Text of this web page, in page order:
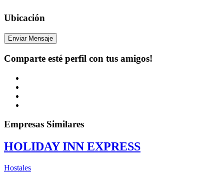
Ubicación
Enviar Mensaje
Comparte esté perfil con tus amigos!
Empresas Similares
HOLIDAY INN EXPRESS
Hostales